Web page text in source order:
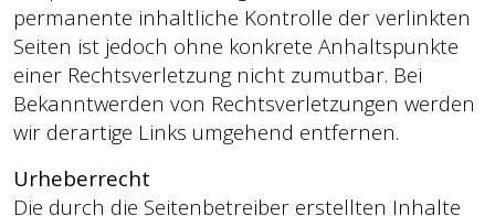
permanente inhaltliche Kontrolle der verlinkten
Seiten ist jedoch ohne konkrete Anhaltspunkte
einer Rechtsverletzung nicht zumutbar. Bei
Bekanntwerden von Rechtsverletzungen werden
wir derartige Links umgehend entfernen.
Urheberrecht
Die durch die Seitenbetreiber erstellten Inhalte